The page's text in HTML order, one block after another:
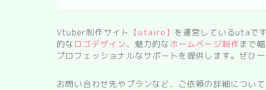
Vtuber制作サイト 【utairo】 を運営しているutaで
的なロゴデザイン、魅力的なホームページ制作まで
プロフェッショナルなサポートを提供します。ぜひ
お問い合わせ先やプランなど、ご依頼の詳細につい